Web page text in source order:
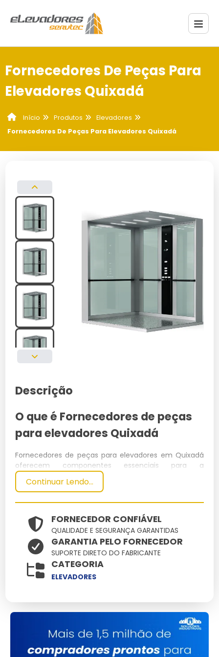
Fornecedores De Peças Para
Elevadores Quixadá
Início Produtos
Elevadores
Fornecedores De Peças Para Elevadores Quixadá
Descrição
O que é Fornecedores de peças
para elevadores Quixadá
Fornecedores de peças para elevadores em Quixadá
oferecem componentes essenciais para a
manutenção e operação eficaz de elevadores. Essas
peças garantem a segurança e a funcionalidade dos
Especificações Técnicas
Dimensões
(cm)
Peso
(kg)
MaterialCapacidadePotência
20x20x15
5
Benefícios
Durabilidade: Peças feitas de aço de alta resistência,
garantindo longa vida útil.
Compatibilidade: Adaptáveis a diferentes modelos de
Continuar Lendo...
FORNECEDOR CONFIÁVEL
QUALIDADE E SEGURANÇA GARANTIDAS
GARANTIA PELO FORNECEDOR
SUPORTE DIRETO DO FABRICANTE
CATEGORIA
ELEVADORES